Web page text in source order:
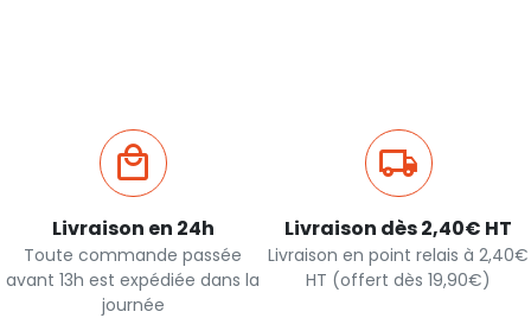
Livraison en 24h
Toute commande passée
avant 13h est expédiée dans la
journée
Livraison dès 2,40€ HT
Livraison en point relais à 2,40€
HT (offert dès 19,90€)